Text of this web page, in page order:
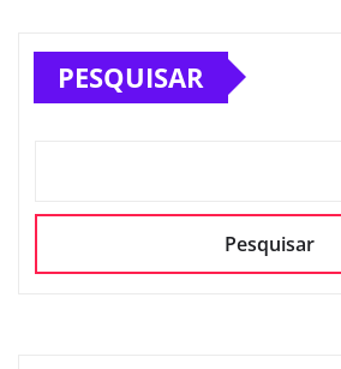
PESQUISAR
Pesquisar